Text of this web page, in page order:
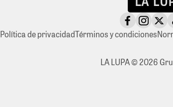
Política de privacidadTérminos y condiciones
LA LUPA © 2026